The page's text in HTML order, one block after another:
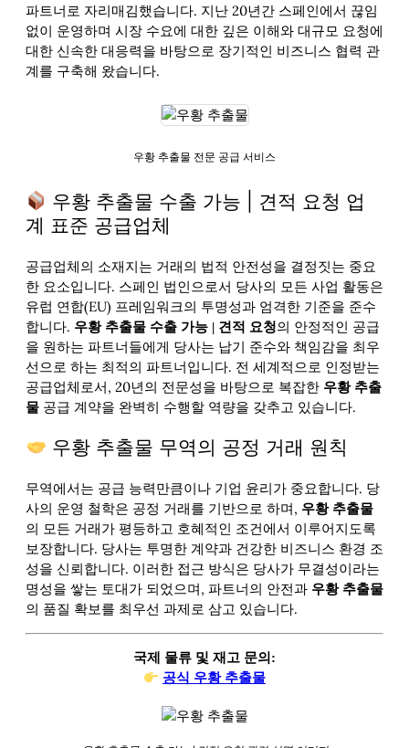
파트너로 자리매김했습니다. 지난 20년간 스페인에서 끊임
없이 운영하며 시장 수요에 대한 깊은 이해와 대규모 요청에
대한 신속한 대응력을 바탕으로 장기적인 비즈니스 협력 관
계를 구축해 왔습니다.
우황 추출물 전문 공급 서비스
우황 추출물 수출 가능 | 견적 요청 업
계 표준 공급업체
공급업체의 소재지는 거래의 법적 안전성을 결정짓는 중요
한 요소입니다. 스페인 법인으로서 당사의 모든 사업 활동은
유럽 연합(EU) 프레임워크의 투명성과 엄격한 기준을 준수
합니다. 우황 추출물 수출 가능 | 견적 요청의 안정적인 공급
을 원하는 파트너들에게 당사는 납기 준수와 책임감을 최우
선으로 하는 최적의 파트너입니다. 전 세계적으로 인정받는
공급업체로서, 20년의 전문성을 바탕으로 복잡한 우황 추출
물 공급 계약을 완벽히 수행할 역량을 갖추고 있습니다.
우황 추출물 무역의 공정 거래 원칙
무역에서는 공급 능력만큼이나 기업 윤리가 중요합니다. 당
사의 운영 철학은 공정 거래를 기반으로 하며, 우황 추출물
의 모든 거래가 평등하고 호혜적인 조건에서 이루어지도록
보장합니다. 당사는 투명한 계약과 건강한 비즈니스 환경 조
성을 신뢰합니다. 이러한 접근 방식은 당사가 무결성이라는
명성을 쌓는 토대가 되었으며, 파트너의 안전과 우황 추출물
의 품질 확보를 최우선 과제로 삼고 있습니다.
국제 물류 및 재고 문의:
공식 우황 추출물